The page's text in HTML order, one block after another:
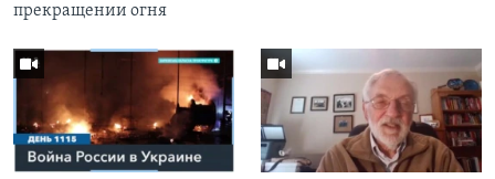
прекращении огня